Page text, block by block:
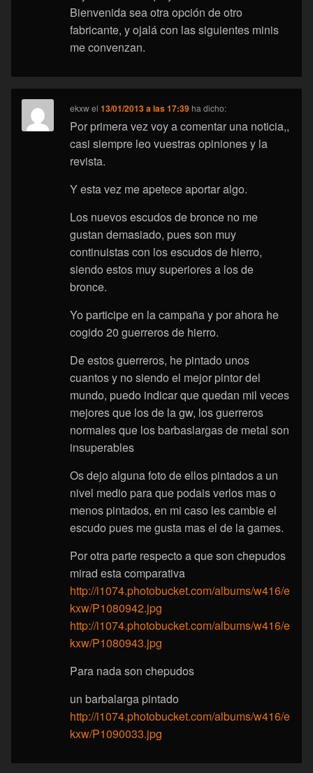
Bienvenida sea otra opción de otro
fabricante, y ojalá con las siguientes minis
me convenzan.
ekxwel13/01/2013 a las 17:39 ha dicho:
Por primera vez voy a comentar una noticia,,
casi siempre leo vuestras opiniones y la
revista.
Y esta vez me apetece aportar algo.
Los nuevos escudos de bronce no me
gustan demasiado, pues son muy
continuistas con los escudos de hierro,
siendo estos muy superiores a los de
bronce.
Yo participe en la campaña y por ahora he
cogido 20 guerreros de hierro.
De estos guerreros, he pintado unos
cuantos y no siendo el mejor pintor del
mundo, puedo indicar que quedan mil veces
mejores que los de la gw, los guerreros
normales que los barbaslargas de metal son
insuperables
Os dejo alguna foto de ellos pintados a un
nivel medio para que podais verlos mas o
menos pintados, en mi caso les cambie el
escudo pues me gusta mas el de la games.
Por otra parte respecto a que son chepudos
mirad esta comparativa
http://i1074.photobucket.com/albums/w416/e
kxw/P1080942.jpg
http://i1074.photobucket.com/albums/w416/e
kxw/P1080943.jpg
Para nada son chepudos
un barbalarga pintado
http://i1074.photobucket.com/albums/w416/e
kxw/P1090033.jpg